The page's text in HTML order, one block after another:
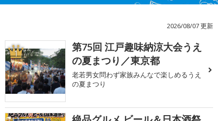
2026/08/07 更新
1
第75回 江戸趣味納涼大会うえ
の夏まつり／東京都
老若男女問わず家族みんなで楽しめるうえ
の夏まつり